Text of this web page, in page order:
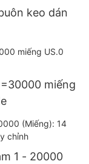
keo dán
miếng
1 - 20000